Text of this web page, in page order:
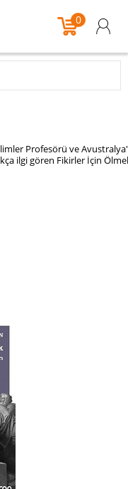
0
Profesörü ve
ilgi gören Fikirler İçin